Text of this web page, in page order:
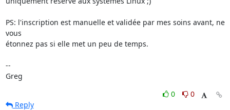
PS: l'inscription est manuelle et validée par mes soins avant, ne
vous
étonnez pas si elle met un peu de temps.
--
Greg
0
0
Reply